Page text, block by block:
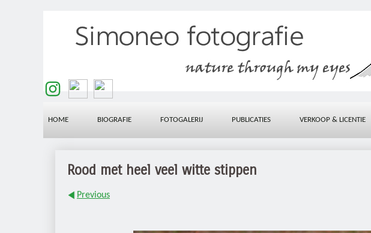
HOME BIOGRAFIE FOTOGALERIJ PUBLICATIES VERKOOP & LICENTIE
Rood met heel veel witte stippen
Previous